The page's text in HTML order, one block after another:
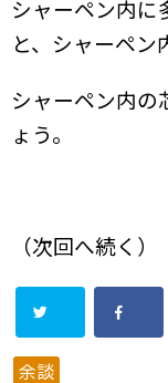
シャーペン内に
と、 シャーペン
シャーペン内の
ょう。
（次回へ続く）
余談